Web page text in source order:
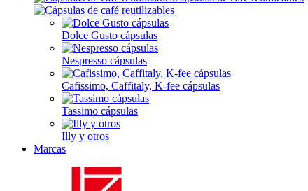
Dolce Gusto cápsulas
Nespresso cápsulas
Cafissimo, Caffitaly, K-fee cápsulas
Tassimo cápsulas
Illy y otros
Marcas